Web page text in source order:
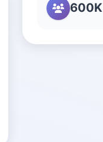
600K